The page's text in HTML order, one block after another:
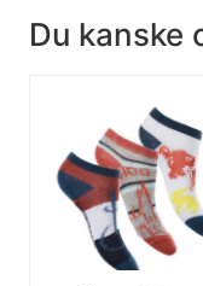
Du kanske